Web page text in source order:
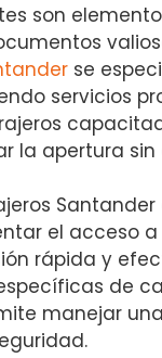
son
se
servicios
la apertura
el acceso a
rápida y
de
manejar